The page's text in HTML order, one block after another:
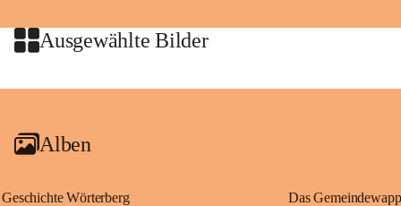
🔏 Zum Schutz unseres Gemeindearchivs danken wir allen Bürgerinnen
Erinnerungen, die dazu beitragen, die Geschichte unserer Heimat
Ausgewählte Bilder
+2
Alben
Geschichte Wörterberg Das